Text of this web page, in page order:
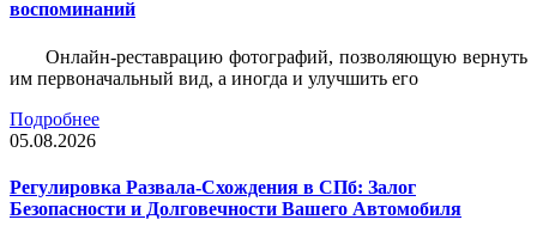
воспоминаний
Онлайн-реставрацию фотографий, позволяющую вернуть
им первоначальный вид, а иногда и улучшить его
Подробнее
05.08.2026
Регулировка Развала-Схождения в СПб: Залог
Безопасности и Долговечности Вашего Автомобиля